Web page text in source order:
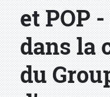
et POP
dans la
du